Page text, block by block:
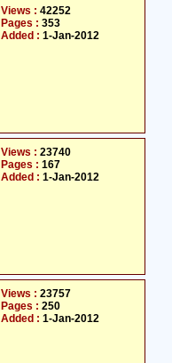
Views : 42252
Pages : 353
Added : 1-Jan-2012
Views : 23740
Pages : 167
Added : 1-Jan-2012
Views : 23757
Pages : 250
Added : 1-Jan-2012